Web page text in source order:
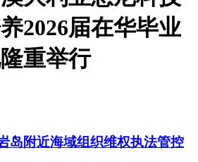
2026届在华毕业
重举行
岛附近海域组织维权执法管控